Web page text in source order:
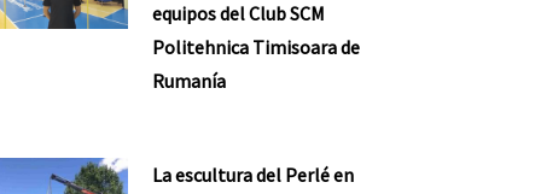
equipos del Club SCM
Politehnica Timisoara de
Rumanía
La escultura del Perlé en